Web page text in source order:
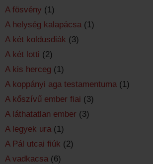
A fösvény (1)
A helység kalapácsa (1)
A két koldusdiák (3)
A két lotti (2)
A kis herceg (1)
A koppányi aga testamentuma (1)
A kőszívű ember fiai (3)
A láthatatlan ember (3)
A legyek ura (1)
A Pál utcai fiúk (2)
A vadkacsa (6)